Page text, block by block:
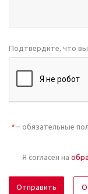
Подтвердите, что
* – обязательные
Я согласен на